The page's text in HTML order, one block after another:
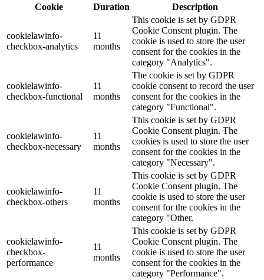
Cookie
Duration Description
cookielawinfo-
checkbox-analytics
11
months
This cookie is set by GDPR
Cookie Consent plugin. The
cookie is used to store the user
consent for the cookies in the
category "Analytics".
cookielawinfo-
checkbox-functional
11
months
The cookie is set by GDPR
cookie consent to record the user
consent for the cookies in the
category "Functional".
cookielawinfo-
checkbox-necessary
11
months
This cookie is set by GDPR
Cookie Consent plugin. The
cookies is used to store the user
consent for the cookies in the
category "Necessary".
cookielawinfo-
checkbox-others
11
months
This cookie is set by GDPR
Cookie Consent plugin. The
cookie is used to store the user
consent for the cookies in the
category "Other.
cookielawinfo-
checkbox-
performance
11
months
This cookie is set by GDPR
Cookie Consent plugin. The
cookie is used to store the user
consent for the cookies in the
category "Performance".